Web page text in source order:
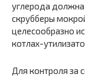
углерода должна
скрубберы
целесообразно
котлах-
Для контроля за